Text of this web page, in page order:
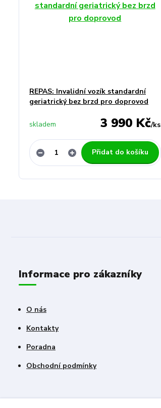
REPAS: Invalidní vozík standardní
geriatrický bez brzd pro doprovod
3 990 Kč/ks
skladem
Přidat do košíku
Informace pro zákazníky
O nás
Kontakty
Poradna
Obchodní podmínky